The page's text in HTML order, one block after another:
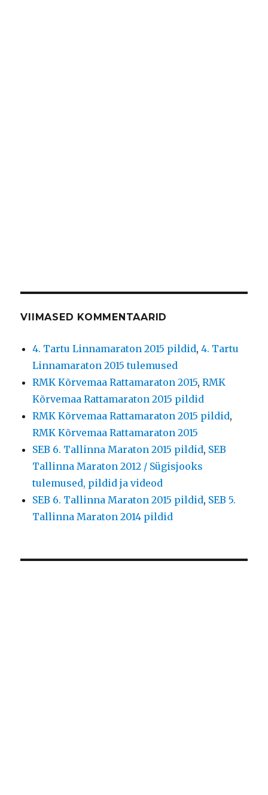
VIIMASED KOMMENTAARID
4. Tartu Linnamaraton 2015 pildid,4. Tartu
Linnamaraton 2015 tulemused
RMK Kõrvemaa Rattamaraton 2015,RMK
Kõrvemaa Rattamaraton 2015 pildid
RMK Kõrvemaa Rattamaraton 2015 pildid,
RMK Kõrvemaa Rattamaraton 2015
SEB 6. Tallinna Maraton 2015 pildid, SEB
Tallinna Maraton 2012 / Sügisjooks
tulemused, pildid ja videod
SEB 6. Tallinna Maraton 2015 pildid, SEB 5.
Tallinna Maraton 2014 pildid